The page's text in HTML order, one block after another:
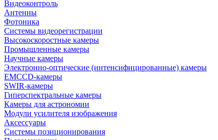
Видеоконтроль
Антенны
Фотоника
Cистемы видеорегистрации
Высокоскоростные камеры
Промышленные камеры
Научные камеры
Электронно-оптические (интенсифицированные) камеры
EMCCD-камеры
SWIR-камеры
Гиперспектральные камеры
Камеры для астрономии
Модули усилителя изображения
Аксессуары
Системы позиционирования